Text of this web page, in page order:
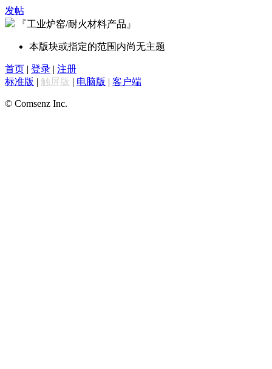
发帖
『工业炉窑/耐火材料产品』
本版块或指定的范围内尚无主题
首页 | 登录 | 注册
标准版 | 触屏版 | 电脑版 | 客户端
© Comsenz Inc.